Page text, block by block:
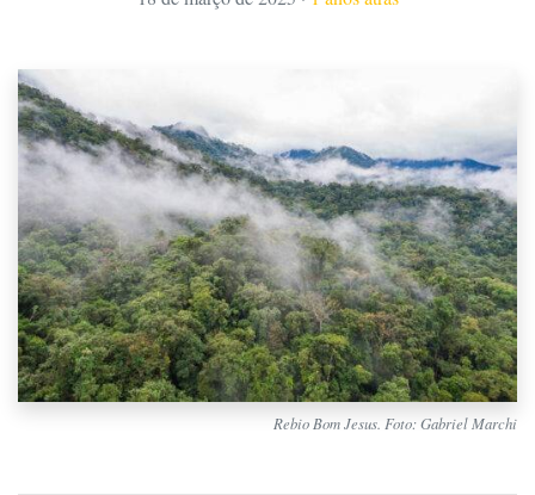
Rebio Bom Jesus. Foto: Gabriel Marchi